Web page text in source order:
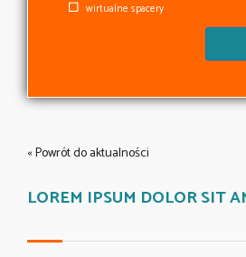
wirtualne spacery
« Powrót do aktualności
LOREM IPSUM DOLOR SIT